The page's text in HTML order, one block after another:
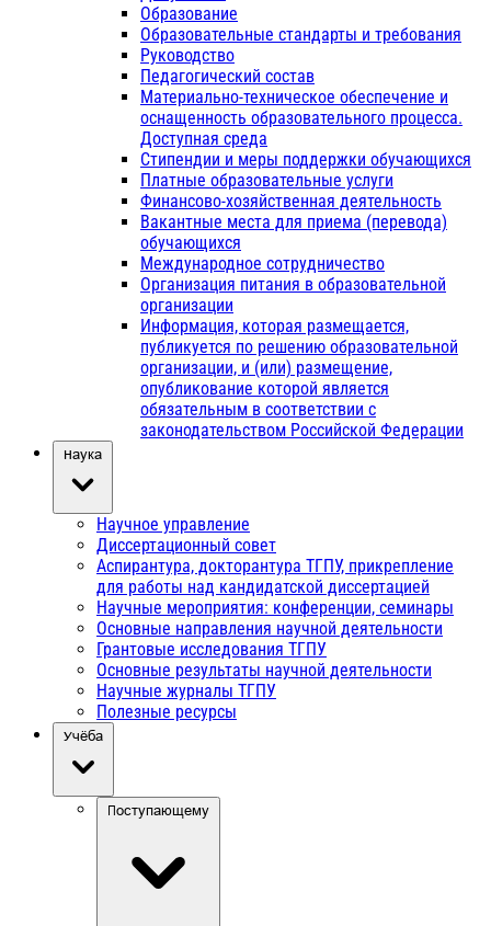
Образование
Образовательные стандарты и требования
Руководство
Педагогический состав
Материально-техническое обеспечение и
оснащенность образовательного процесса.
Доступная среда
Стипендии и меры поддержки обучающихся
Платные образовательные услуги
Финансово-хозяйственная деятельность
Вакантные места для приема (перевода)
обучающихся
Международное сотрудничество
Организация питания в образовательной
организации
Информация, которая размещается,
публикуется по решению образовательной
организации, и (или) размещение,
опубликование которой является
обязательным в соответствии с
законодательством Российской Федерации
Наука
Научное управление
Диссертационный совет
Аспирантура, докторантура ТГПУ, прикрепление
для работы над кандидатской диссертацией
Научные мероприятия: конференции, семинары
Основные направления научной деятельности
Грантовые исследования ТГПУ
Основные результаты научной деятельности
Научные журналы ТГПУ
Полезные ресурсы
Учёба
Поступающему